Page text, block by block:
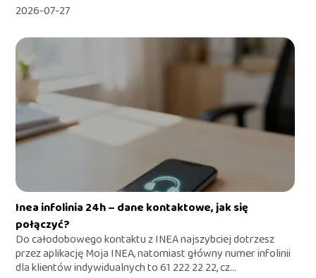
2026-07-27
Inea infolinia 24h – dane kontaktowe, jak się
połączyć?
Do całodobowego kontaktu z INEA najszybciej dotrzesz
przez aplikację Moja INEA, natomiast główny numer infolinii
dla klientów indywidualnych to 61 222 22 22, cz...